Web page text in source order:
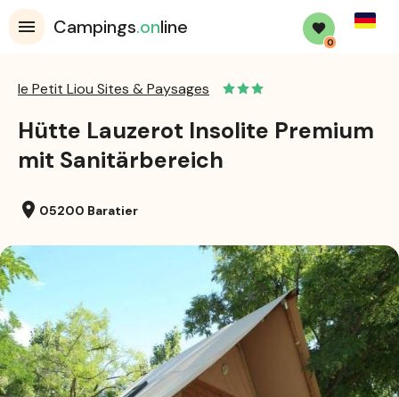
Campings.online
0
le Petit Liou Sites & Paysages
Hütte Lauzerot Insolite Premium
mit Sanitärbereich
location_on 05200 Baratier